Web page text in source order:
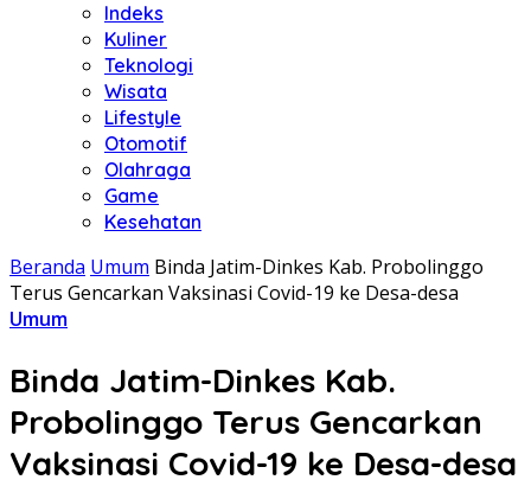
Indeks
Kuliner
Teknologi
Wisata
Lifestyle
Otomotif
Olahraga
Game
Kesehatan
Beranda Umum Binda Jatim-Dinkes Kab. Probolinggo
Terus Gencarkan Vaksinasi Covid-19 ke Desa-desa
Umum
Binda Jatim-Dinkes Kab.
Probolinggo Terus Gencarkan
Vaksinasi Covid-19 ke Desa-desa